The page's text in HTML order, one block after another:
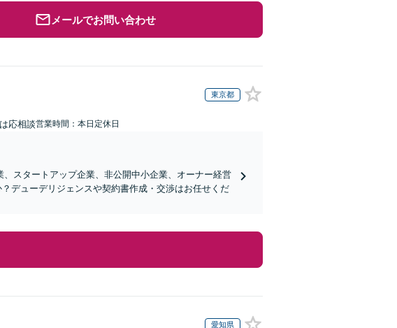
メールでお問い合わせ
東京都
応相談営業時間：本日定休日
スタートアップ企業、非公開中小企業、オーナー経営
デューデリジェンスや契約書作成・交渉はお任せくだ
愛知県